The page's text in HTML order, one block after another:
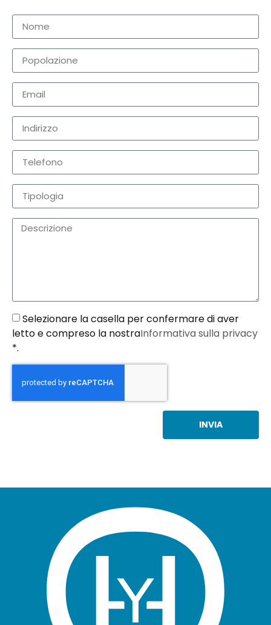
Selezionare la casella per confermare di aver
letto e compreso la nostraInformativa sulla privacy
*.
INVIA